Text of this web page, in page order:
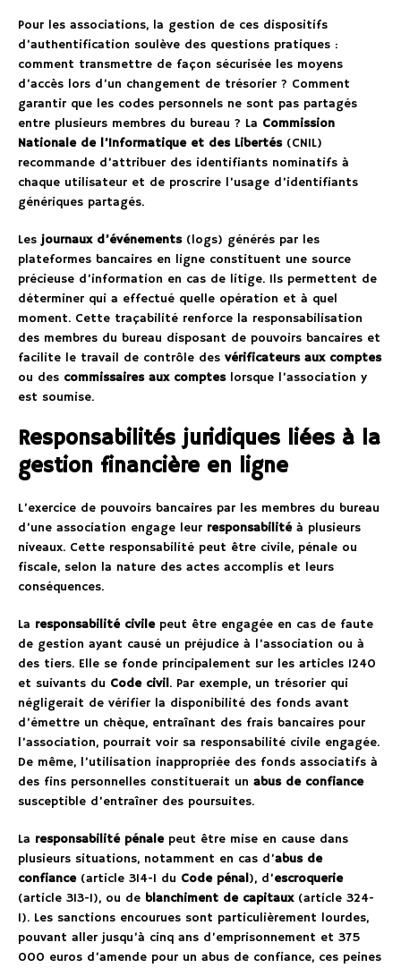
Pour les associations, la gestion de ces dispositifs
d’authentification soulève des questions pratiques :
comment transmettre de façon sécurisée les moyens
d’accès lors d’un changement de trésorier ? Comment
garantir que les codes personnels ne sont pas partagés
entre plusieurs membres du bureau ? La Commission
Nationale de l’Informatique et des Libertés(CNIL)
recommande d’attribuer des identifiants nominatifs à
chaque utilisateur et de proscrire l’usage d’identifiants
génériques partagés.
Lesjournaux d’événements(logs) générés par les
plateformes bancaires en ligne constituent une source
précieuse d’information en cas de litige. Ils permettent de
déterminer qui a effectué quelle opération et à quel
moment. Cette traçabilité renforce la responsabilisation
des membres du bureau disposant de pouvoirs bancaires et
facilite le travail de contrôle des vérificateurs aux comptes
ou des commissaires aux compteslorsque l’association y
est soumise.
Responsabilités juridiques liées à la
gestion financière en ligne
L’exercice de pouvoirs bancaires par les membres du bureau
d’une association engage leur responsabilitéà plusieurs
niveaux. Cette responsabilité peut être civile, pénale ou
fiscale, selon la nature des actes accomplis et leurs
conséquences.
La responsabilité civilepeut être engagée en cas de faute
de gestion ayant causé un préjudice à l’association ou à
des tiers. Elle se fonde principalement sur les articles 1240
et suivants du Code civil. Par exemple, un trésorier qui
négligerait de vérifier la disponibilité des fonds avant
d’émettre un chèque, entraînant des frais bancaires pour
l’association, pourrait voir sa responsabilité civile engagée.
De même, l’utilisation inappropriée des fonds associatifs à
des fins personnelles constituerait un abus de confiance
susceptible d’entraîner des poursuites.
La responsabilité pénalepeut être mise en cause dans
plusieurs situations, notamment en cas d’abus de
confiance(article 314-1 du Code pénal), d’escroquerie
(article 313-1), ou de blanchiment de capitaux(article 324-
1). Les sanctions encourues sont particulièrement lourdes,
pouvant aller jusqu’à cinq ans d’emprisonnement et 375
000 euros d’amende pour un abus de confiance, ces peines